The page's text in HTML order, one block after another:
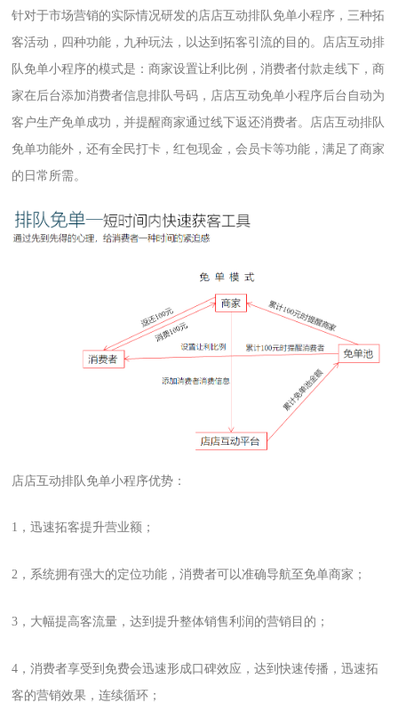
针对于市场营销的实际情况研发的店店互动排队免单小程序，三种拓
客活动，四种功能，九种玩法，以达到拓客引流的目的。店店互动排
队免单小程序的模式是：商家设置让利比例，消费者付款走线下，商
家在后台添加消费者信息排队号码，店店互动免单小程序后台自动为
客户生产免单成功，并提醒商家通过线下返还消费者。店店互动排队
免单功能外，还有全民打卡，红包现金，会员卡等功能，满足了商家
的日常所需。
店店互动排队免单小程序优势：
1，迅速拓客提升营业额；
2，系统拥有强大的定位功能，消费者可以准确导航至免单商家；
3，大幅提高客流量，达到提升整体销售利润的营销目的；
4，消费者享受到免费会迅速形成口碑效应，达到快速传播，迅速拓
客的营销效果，连续循环；